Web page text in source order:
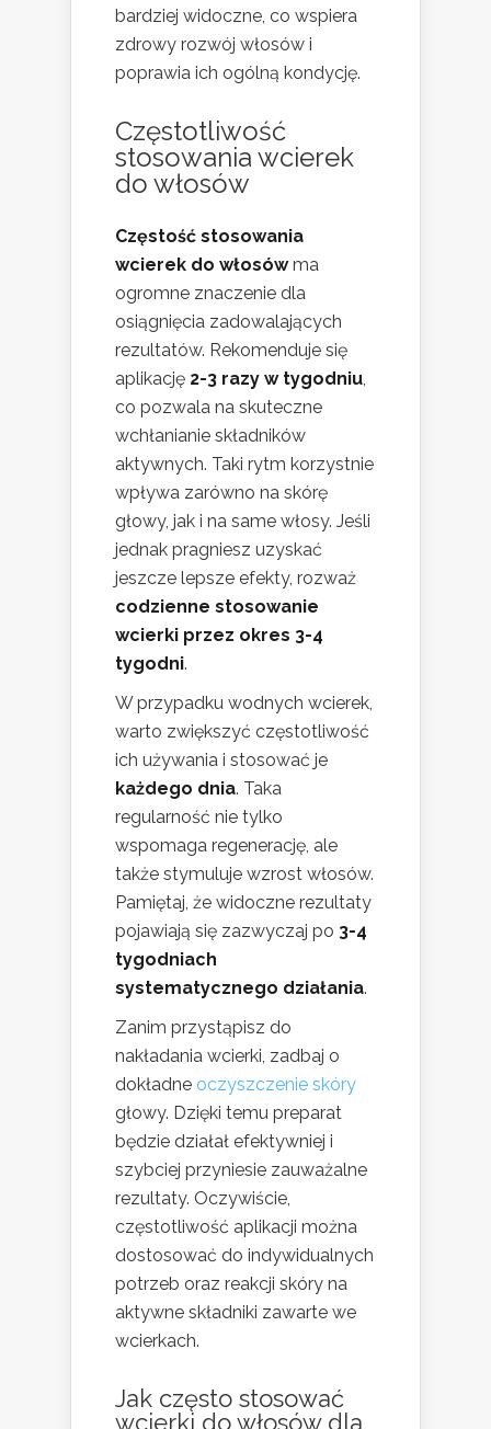
bardziej widoczne, co wspiera
zdrowy rozwój włosów i
poprawia ich ogólną kondycję.
Częstotliwość
stosowania wcierek
do włosów
Częstość stosowania
wcierek do włosówma
ogromne znaczenie dla
osiągnięcia zadowalających
rezultatów. Rekomenduje się
aplikację 2-3 razy w tygodniu,
co pozwala na skuteczne
wchłanianie składników
aktywnych. Taki rytm korzystnie
wpływa zarówno na skórę
głowy, jak i na same włosy. Jeśli
jednak pragniesz uzyskać
jeszcze lepsze efekty, rozważ
codzienne stosowanie
wcierki przez okres 3-4
tygodni.
W przypadku wodnych wcierek,
warto zwiększyć częstotliwość
ich używania i stosować je
każdego dnia. Taka
regularność nie tylko
wspomaga regenerację, ale
także stymuluje wzrost włosów.
Pamiętaj, że widoczne rezultaty
pojawiają się zazwyczaj po 3-4
tygodniach
systematycznego działania.
Zanim przystąpisz do
nakładania wcierki, zadbaj o
dokładne oczyszczenie skóry
głowy. Dzięki temu preparat
będzie działał efektywniej i
szybciej przyniesie zauważalne
rezultaty. Oczywiście,
częstotliwość aplikacji można
dostosować do indywidualnych
potrzeb oraz reakcji skóry na
aktywne składniki zawarte we
wcierkach.
Jak często stosować
wcierki do włosów dla